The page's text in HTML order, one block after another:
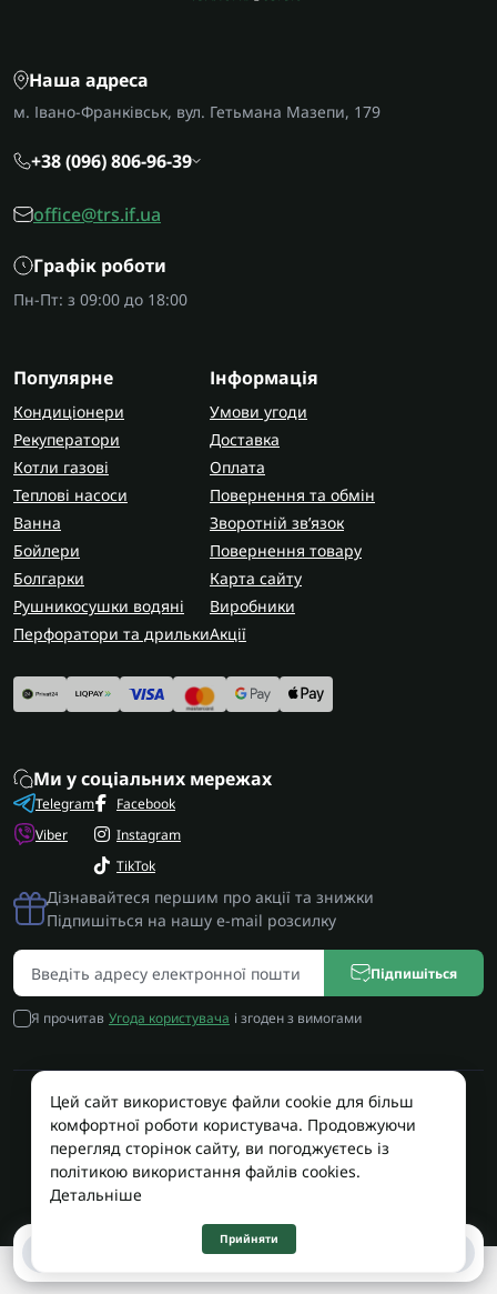
0
Наша адреса
м. Івано-Франківськ, вул. Гетьмана Мазепи, 179
+38 (096) 806-96-39
office@trs.if.ua
Графік роботи
Пн-Пт: з 09:00 до 18:00
Популярне
Кондиціонери
Рекуператори
Котли газові
Теплові насоси
Ванна
Бойлери
Болгарки
Рушникосушки водяні
Перфоратори та дрильки
Інформація
Умови угоди
Доставка
Оплата
Повернення та обмін
Зворотній зв’язок
Повернення товару
Карта сайту
Виробники
Акції
Ми у соціальних мережах
Telegram
Viber
Facebook
Instagram
TikTok
Дізнавайтеся першим про акції та знижки
Підпишіться на нашу e-mail розсилку
Підпишіться
Я прочитав Угода користувача і згоден з вимогами
Працює на OpenCart
Територія Сервісу © 2026
Цей сайт використовує файли cookie для більш
комфортної роботи користувача. Продовжуючи
перегляд сторінок сайту, ви погоджуєтесь із
політикою використання файлів cookies.
Детальніше
Прийняти